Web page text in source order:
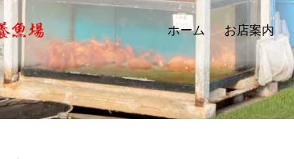
ホーム お店案内